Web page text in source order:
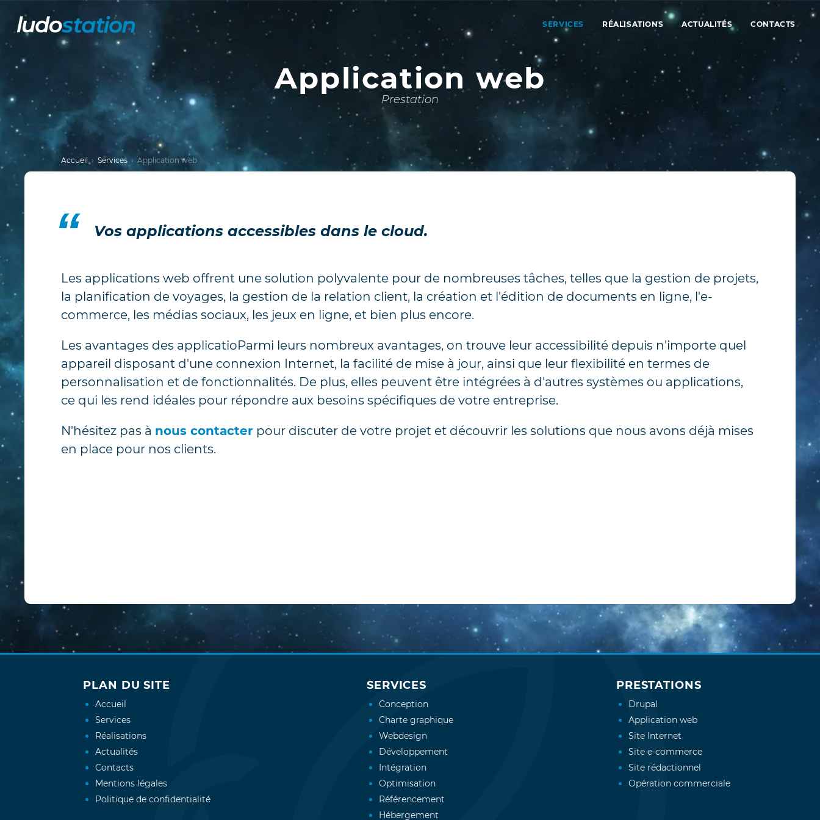
Aller au contenu principal
SERVICES RÉALISATIONS ACTUALITÉS CONTACTS
Application web
Prestation
Accueil Services Application web
Vos applications accessibles dans le cloud.
Les applications web offrent une solution polyvalente pour de nombreuses tâches, telles que la gestion de projets,
la planification de voyages, la gestion de la relation client, la création et l'édition de documents en ligne, l'e-
commerce, les médias sociaux, les jeux en ligne, et bien plus encore.
Les avantages des applicatioParmi leurs nombreux avantages, on trouve leur accessibilité depuis n'importe quel
appareil disposant d'une connexion Internet, la facilité de mise à jour, ainsi que leur flexibilité en termes de
personnalisation et de fonctionnalités. De plus, elles peuvent être intégrées à d'autres systèmes ou applications,
ce qui les rend idéales pour répondre aux besoins spécifiques de votre entreprise.
N'hésitez pas à nous contacter pour discuter de votre projet et découvrir les solutions que nous avons déjà mises
en place pour nos clients.
PLAN DU SITE
Accueil
Services
Réalisations
Actualités
Contacts
Mentions légales
Politique de confidentialité
SERVICES
Conception
Charte graphique
Webdesign
Développement
Intégration
Optimisation
Référencement
Hébergement
PRESTATIONS
Drupal
Application web
Site Internet
Site e-commerce
Site rédactionnel
Opération commerciale